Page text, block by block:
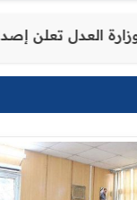
وزارة العدل تعلن إصدار (1692)